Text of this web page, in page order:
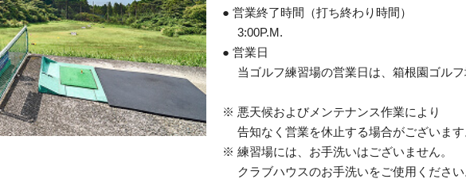
● 営業終了時間（打ち終わり時間）
3:00P.M.
● 営業日
当ゴルフ練習場の営業日は、箱根園ゴルフ
※ 悪天候およびメンテナンス作業により
告知なく営業を休止する場合がございます
※ 練習場には、お手洗いはございません。
クラブハウスのお手洗いをご使用ください